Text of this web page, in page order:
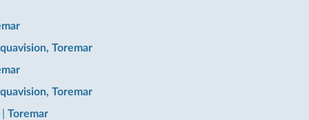
Toremar
Toremar
Toremar